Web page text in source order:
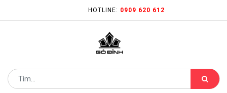
HOTLINE: 0909 620 612